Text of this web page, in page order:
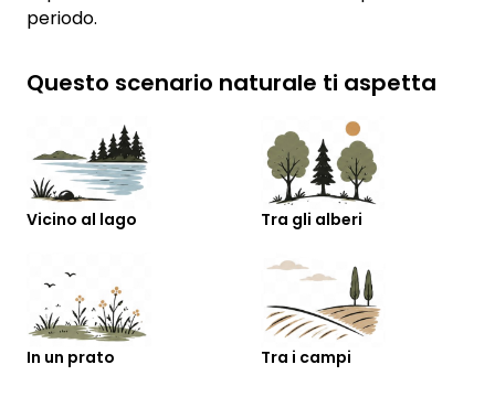
periodo.
Questo scenario naturale ti aspetta
Vicino al lago Tra gli alberi
In un prato Tra i campi